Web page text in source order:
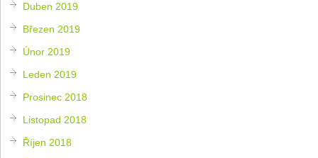
Duben 2019
Březen 2019
Únor 2019
Leden 2019
Prosinec 2018
Listopad 2018
Říjen 2018